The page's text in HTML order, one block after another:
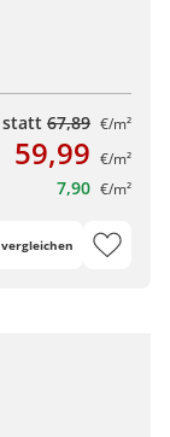
statt 67,89 €/m²
59,99 €/m²
7,90 €/m²
vergleichen